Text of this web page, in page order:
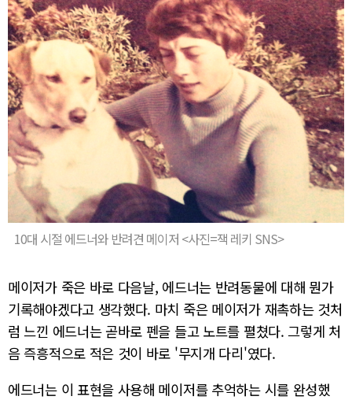
10대 시절 에드너와 반려견 메이저 <사진=잭 레키 SNS>
메이저가 죽은 바로 다음날, 에드너는 반려동물에 대해 뭔가
기록해야겠다고 생각했다. 마치 죽은 메이저가 재촉하는 것처
럼 느낀 에드너는 곧바로 펜을 들고 노트를 펼쳤다. 그렇게 처
음 즉흥적으로 적은 것이 바로 '무지개 다리'였다.
에드너는 이 표현을 사용해 메이저를 추억하는 시를 완성했